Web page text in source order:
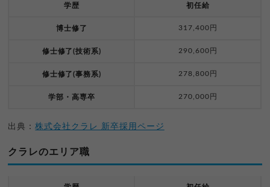
学歴 初任給
博士修了 317,400円
修士修了(技術系) 290,600円
修士修了(事務系) 278,800円
学部・高専卒 270,000円
出典：株式会社クラレ 新卒採用ページ
クラレのエリア職